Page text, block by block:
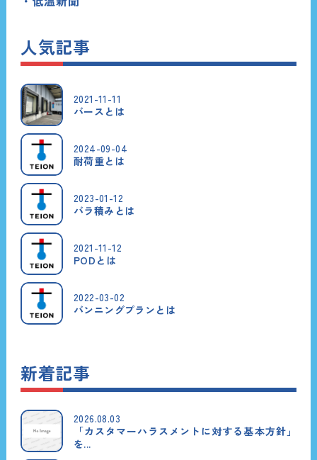
人気記事
2021-11-11
バースとは
2024-09-04
耐荷重とは
2023-01-12
バラ積みとは
2021-11-12
PODとは
2022-03-02
バンニングプランとは
新着記事
2026.08.03
「カスタマーハラスメントに対する基本方針」
を...